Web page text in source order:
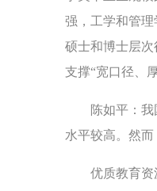
强，工学和管
硕士和博士层
支撑“宽口径、
陈如平：我国
水平较高。然
优质教育资源